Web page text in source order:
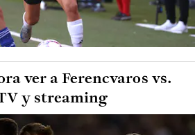
ver a Ferencvaros vs.
y streaming